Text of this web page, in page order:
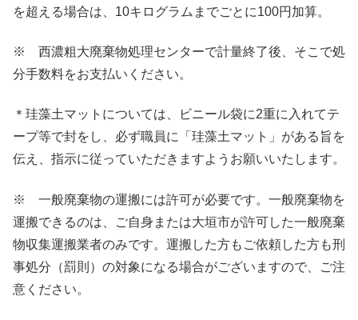
を超える場合は、10キログラムまでごとに100円加算。
※ 西濃粗大廃棄物処理センターで計量終了後、そこで処
分手数料をお支払いください。
＊珪藻土マットについては、ビニール袋に2重に入れてテ
ープ等で封をし、必ず職員に「珪藻土マット」がある旨を
伝え、指示に従っていただきますようお願いいたします。
※ 一般廃棄物の運搬には許可が必要です。一般廃棄物を
運搬できるのは、ご自身または大垣市が許可した一般廃棄
物収集運搬業者のみです。運搬した方もご依頼した方も刑
事処分（罰則）の対象になる場合がございますので、ご注
意ください。